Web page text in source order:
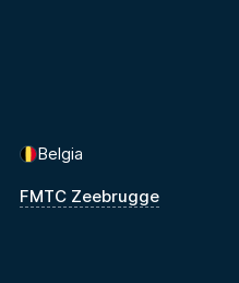
Belgia
FMTC Zeebrugge